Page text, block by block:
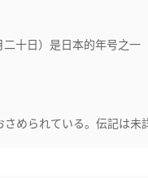
十日）是日本的年号之一
さめられている。伝記は